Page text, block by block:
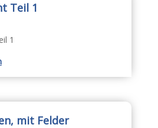
Teil 1
1
mit Felder